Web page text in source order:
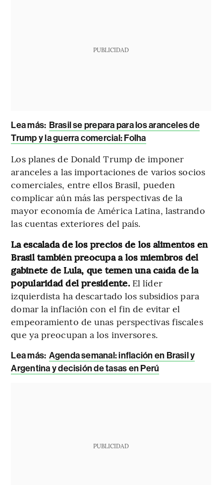
PUBLICIDAD
Lea más: Brasil se prepara para los aranceles de
Trump y la guerra comercial: Folha
Los planes de Donald Trump de imponer
aranceles a las importaciones de varios socios
comerciales, entre ellos Brasil, pueden
complicar aún más las perspectivas de la
mayor economía de América Latina, lastrando
las cuentas exteriores del país.
La escalada de los precios de los alimentos en
Brasil también preocupa a los miembros del
gabinete de Lula, que temen una caída de la
popularidad del presidente.El líder
izquierdista ha descartado los subsidios para
domar la inflación con el fin de evitar el
empeoramiento de unas perspectivas fiscales
que ya preocupan a los inversores.
Lea más: Agenda semanal: inflación en Brasil y
Argentina y decisión de tasas en Perú
PUBLICIDAD